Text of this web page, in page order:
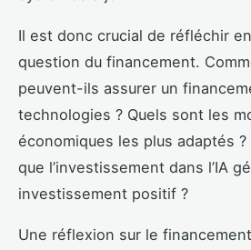
Il est donc crucial de réfléchir
question du financement.
peuvent-ils assurer un
technologies ? Quels sont les
économiques les plus adaptés ?
que l’investissement dans l’IA
investissement positif ?
Une réflexion sur le